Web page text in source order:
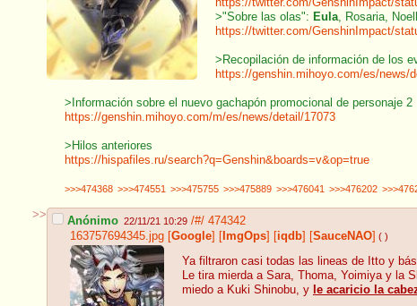
https://twitter.com/GenshinImpact/
>"Sobre las olas": Eula, Rosaria,
https://twitter.com/GenshinImpact/
>Recopilación de información de los
https://genshin.mihoyo.com/es/news/
>Información sobre el nuevo gachapón promocional de personaje 2
https://genshin.mihoyo.com/m/es/news/detail/17073
>Hilos anteriores
https://hispafiles.ru/search?q=Genshin&boards=v&op=true
>>>474368 >>>474551 >>>475755 >>>475889 >>>476041 >>>476202
>> Anónimo 22/11/21 10:29 /#/ 474342
163757694345.jpg [Google] [ ImgOps] [iqdb] [SauceNAO] ( )
Ya filtraron casi todas las lineas de Itto y
Le tira mierda a Sara, Thoma, Yoimiya y la
miedo a Kuki Shinobu, y le acaricio la